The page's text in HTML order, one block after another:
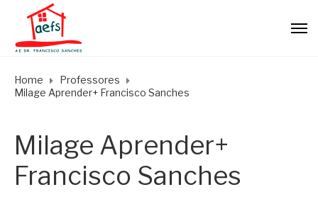
Home
Professores
Milage Aprender+ Francisco Sanches
Milage Aprender+
Francisco Sanches